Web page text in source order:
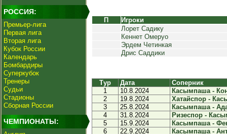
РОССИЯ:
Премьер-лига
Первая лига
Вторая лига
Кубок России
Календарь
Бомбардиры
Суперкубок
Тренеры
Судьи
Стадионы
Сборная России
ЧЕМПИОНАТЫ:
П
Игроки
Лорет Садику
Кеннет Омеруо
Эрдем Четинкая
Дрис Саддики
Тур Дата
Соперник
1
10.8.2024
Касымпаша -
2
19.8.2024
Хатайспор -
3
25.8.2024
Касымпаша -
4
31.8.2024
Ризеспор -
5
15.9.2024
Касымпаша -
6
22.9.2024
Касымпаша -